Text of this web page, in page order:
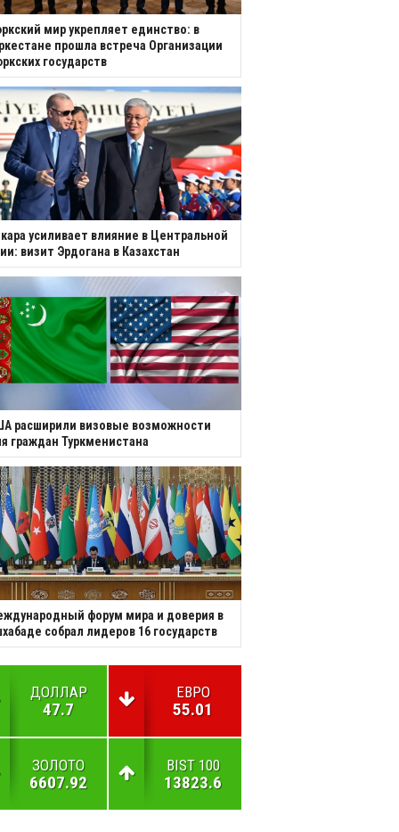
мир укрепляет единство: в
прошла встреча Организации
государств
усиливает влияние в Центральной
визит Эрдогана в Казахстан
расширили визовые возможности
граждан Туркменистана
форум мира и доверия в
собрал лидеров 16 государств
ДОЛЛАР
47.7
ЕВРО
55.01
ЗОЛОТО
6607.92
BIST 100
13823.6